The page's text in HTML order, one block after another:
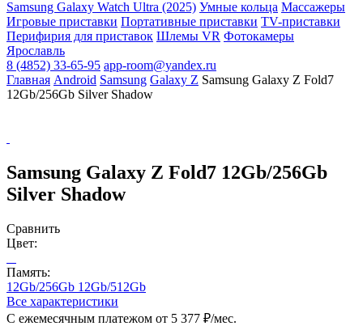
Samsung Galaxy Watch Ultra (2025) Умные кольца Массажеры
Игровые приставки Портативные приставки TV-приставки
Перифирия для приставок Шлемы VR Фотокамеры
Ярославль
8 (4852) 33-65-95 app-room@yandex.ru
Главная Android Samsung Galaxy Z Samsung Galaxy Z Fold7
12Gb/256Gb Silver Shadow
Samsung Galaxy Z Fold7 12Gb/256Gb
Silver Shadow
Сравнить
Цвет:
Память:
12Gb/256Gb 12Gb/512Gb
Все характеристики
С ежемесячным платежом от 5 377 ₽/мес.